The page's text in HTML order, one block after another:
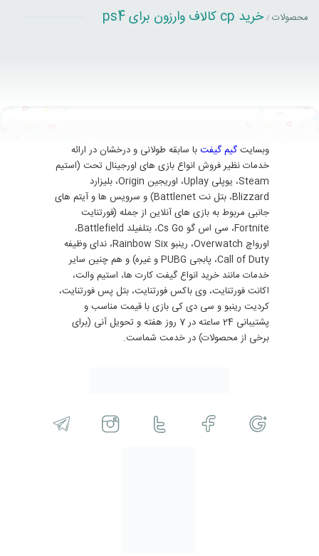
محصولات / خرید cp کالاف وارزون برای ps4
وبسایت گیم گیفتبا سابقه طولانی و درخشان در ارائه
خدمات نظیر فروش انواع بازی های اورجینال تحت (استیم
Steam، یوپلی Uplay، اوریجین Origin، بلیزارد
Blizzard، بتل نت Battlenet) و سرویس ها و آیتم های
جانبی مربوط به بازی های آنلاین از جمله (فورتنایت
Fortnite، سی اس گو Cs Go، بتلفیلد Battlefield،
اورواچ Overwatch، رینبو Rainbow Six، ندای وظیفه
Call of Duty، پابجی PUBG و غیره) و هم چنین سایر
خدمات مانند خرید انواع گیفت کارت ها، استیم والت،
اکانت فورتنایت، وی باکس فورتنایت، بتل پس فورتنایت،
کردیت رینبو و سی دی کی بازی با قیمت مناسب و
پشتیبانی 24 ساعته در 7 روز هفته و تحویل آنی (برای
برخی از محصولات) در خدمت شماست.